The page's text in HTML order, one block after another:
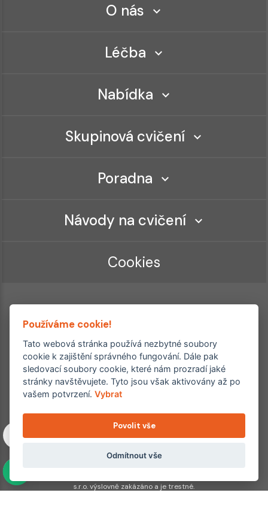
O nás
Léčba
Nabídka
Skupinová cvičení
Poradna
Návody na cvičení
Cookies
Ordinace roku
Rehabilitační ordinace
2. místo – 2017/2019
Copyright © 2011–2026 FYZIOklinika s.r.o.
Machkova 1642/2, Praha 4, Jižní Město – Chodov
Všechna práva vyhrazena. Jakékoliv užití obsahu či jeho částí
s.r.o. výslovně zakázáno a je trestné.
Používáme cookie!
Tato webová stránka používá nezbytné soubory
cookie k zajištění správného fungování. Dále pak
sledovací soubory cookie, které nám prozradí jaké
stránky navštěvujete. Tyto jsou však aktivovány až po
vašem potvrzení.Vybrat
Povolit vše
Odmítnout vše